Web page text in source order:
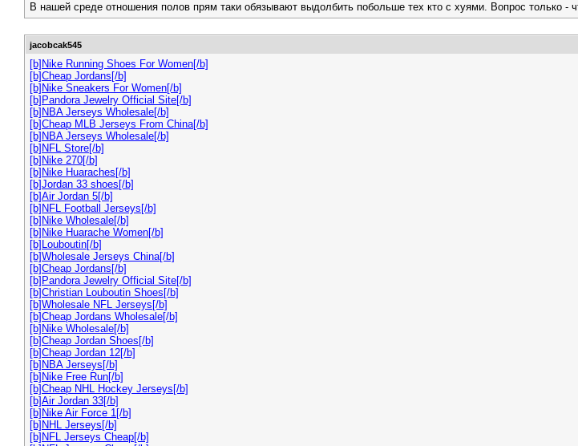
В нашей среде отношения полов прям таки обязывают выдолбить побольше тех кто с хуями. Вопрос только -
jacobcak545
[b]Nike Running Shoes For Women[/b]
[b]Cheap Jordans[/b]
[b]Nike Sneakers For Women[/b]
[b]Pandora Jewelry Official Site[/b]
[b]NBA Jerseys Wholesale[/b]
[b]Cheap MLB Jerseys From China[/b]
[b]NBA Jerseys Wholesale[/b]
[b]NFL Store[/b]
[b]Nike 270[/b]
[b]Nike Huaraches[/b]
[b]Jordan 33 shoes[/b]
[b]Air Jordan 5[/b]
[b]NFL Football Jerseys[/b]
[b]Nike Wholesale[/b]
[b]Nike Huarache Women[/b]
[b]Louboutin[/b]
[b]Wholesale Jerseys China[/b]
[b]Cheap Jordans[/b]
[b]Pandora Jewelry Official Site[/b]
[b]Christian Louboutin Shoes[/b]
[b]Wholesale NFL Jerseys[/b]
[b]Cheap Jordans Wholesale[/b]
[b]Nike Wholesale[/b]
[b]Cheap Jordan Shoes[/b]
[b]Cheap Jordan 12[/b]
[b]NBA Jerseys[/b]
[b]Nike Free Run[/b]
[b]Cheap NHL Hockey Jerseys[/b]
[b]Air Jordan 33[/b]
[b]Nike Air Force 1[/b]
[b]NHL Jerseys[/b]
[b]NFL Jerseys Cheap[/b]